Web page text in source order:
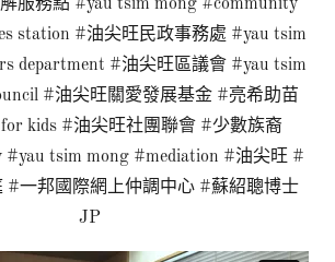
服務點 #yau tsim mong #community
station #油尖旺民政事務處 #yau tsim
department #油尖旺區議會 #yau tsim
#油尖旺關愛發展基金 #亮希助苗
kids #油尖旺社團聯會 #少數族裔
tsim mong #mediation #油尖旺 #
#一邦國際網上仲調中心 #蘇紹聰博士
JP